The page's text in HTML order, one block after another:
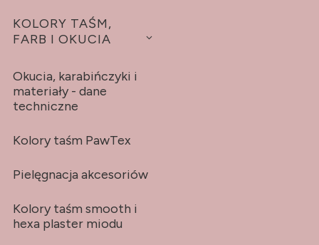
KOLORY TAŚM,
FARB I OKUCIA
Okucia, karabińczyki i
materiały - dane
techniczne
Kolory taśm PawTex
Pielęgnacja akcesoriów
Kolory taśm smooth i
hexa plaster miodu